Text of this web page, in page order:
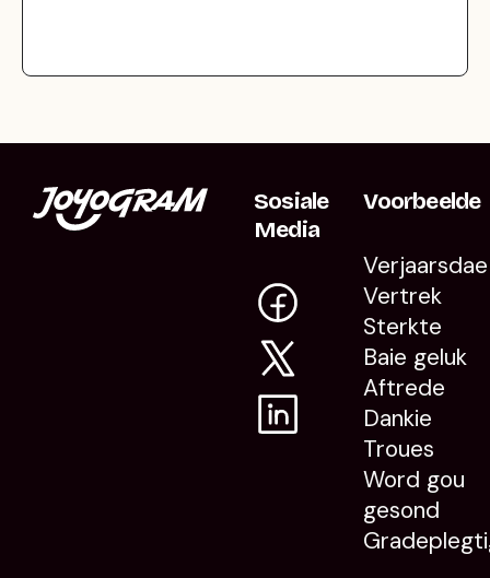
Sosiale
Media
Voorbeelde
Verjaarsdae
Vertrek
Sterkte
Baie geluk
Aftrede
Dankie
Troues
Word gou
gesond